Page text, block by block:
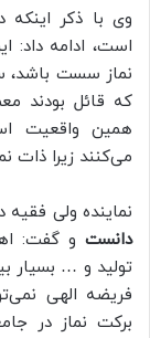
وی با ذکر
است، ادامه داد:
نماز سست باشد،
که قائل بودند
همین واقعیت
می‌کنند زیرا ذات
نماینده ولی فقیه
دانست و گفت:
تولید و … بسیار
فریضه الهی
برکت نماز در